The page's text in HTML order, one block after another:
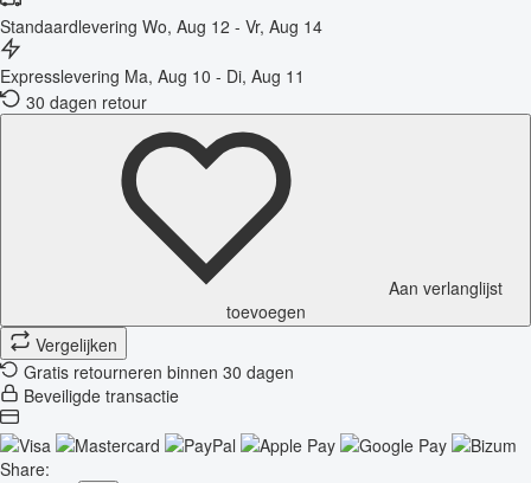
Standaardlevering Wo, Aug 12 - Vr, Aug 14
Expresslevering Ma, Aug 10 - Di, Aug 11
30 dagen retour
Aan verlanglijst
toevoegen
Vergelijken
Gratis retourneren binnen 30 dagen
Beveiligde transactie
Share: